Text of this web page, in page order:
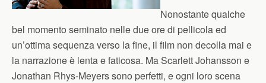
Nonostante qualche
bel momento seminato nelle due ore di pellicola ed
un’ottima sequenza verso la fine, il film non decolla mai e
la narrazione è lenta e faticosa. Ma Scarlett Johansson e
Jonathan Rhys-Meyers sono perfetti, e ogni loro scena